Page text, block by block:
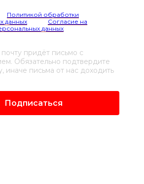
Политикой обработки
данных
Согласие на
данных
придёт письмо с
Обязательно подтвердите
иначе письма от нас доходить
Подписаться